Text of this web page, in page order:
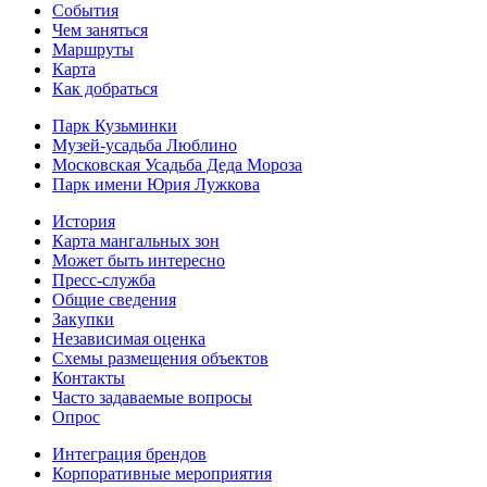
Cобытия
Чем заняться
Маршруты
Карта
Как добраться
Парк Кузьминки
Музей-усадьба Люблино
Московская Усадьба Деда Мороза
Парк имени Юрия Лужкова
История
Карта мангальных зон
Может быть интересно
Пресс-служба
Общие сведения
Закупки
Независимая оценка
Схемы размещения объектов
Контакты
Часто задаваемые вопросы
Опрос
Интеграция брендов
Корпоративные мероприятия